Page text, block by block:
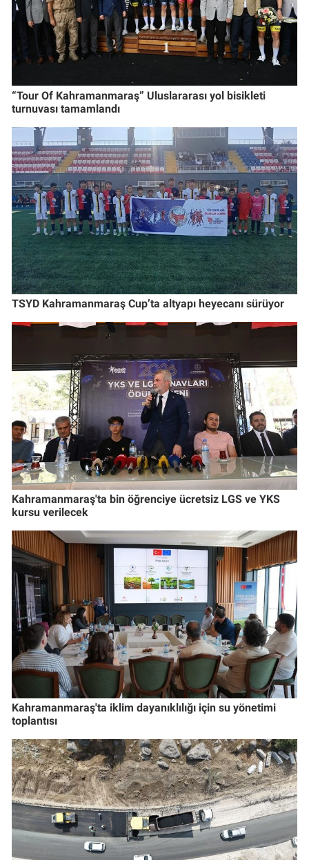
“Tour Of Kahramanmaraş” Uluslararası yol bisikleti
turnuvası tamamlandı
TSYD Kahramanmaraş Cup’ta altyapı heyecanı sürüyor
Kahramanmaraş'ta bin öğrenciye ücretsiz LGS ve YKS
kursu verilecek
Kahramanmaraş'ta iklim dayanıklılığı için su yönetimi
toplantısı